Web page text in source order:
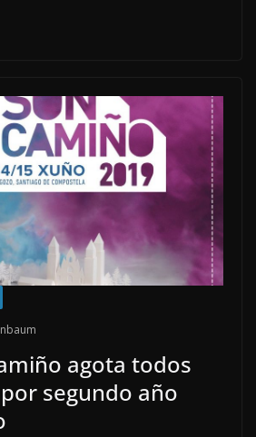
agota todos
segundo año